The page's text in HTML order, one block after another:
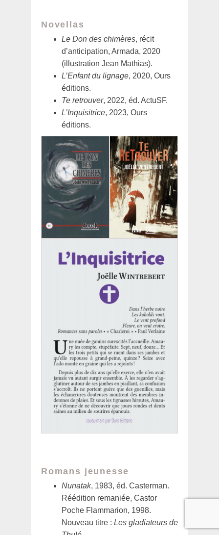
Novellas
Le Don des chimères, récit
d’anticipation, Armada, 2020
(illustration Jean Mathias).
L’Enfant du lignage, 2020, Ours
éditions.
Te retrouver, 2022, éd. ActuSF.
L’Inquisitrice, 2023, Ours
éditions.
Romans jeunesse
Nunatak, 1983, éd. Casterman.
Réédition remaniée, Castor
Poche Flammarion, 1998.
Nouveau titre : Les gladiateurs de